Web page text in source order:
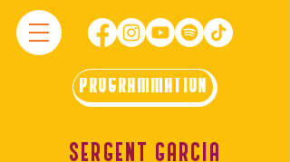
PROGRAMMATION
SERGENT GARCIA